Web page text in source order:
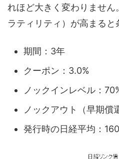
れほど大きく変わりませ
ラティリティ）が高まると
期間：3年
クーポン：3.0%
ノックインレベル：
ノックアウト（早期償
発行時の日経平均：